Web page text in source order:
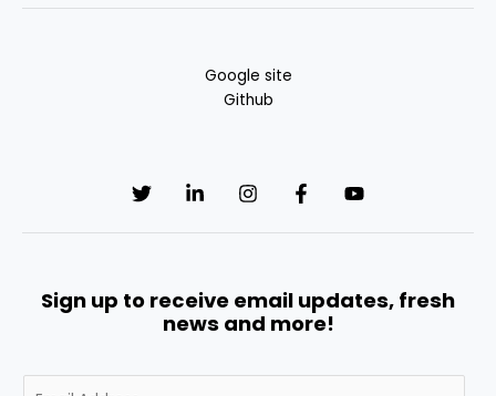
Google site
Github
Sign up to receive email updates, fresh
news and more!